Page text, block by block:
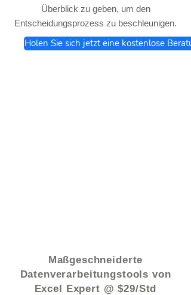
Überblick zu geben, um den
Entscheidungsprozess zu beschleunigen.
Holen Sie sich jetzt eine kostenlose
Maßgeschneiderte
Datenverarbeitungstools von
Excel Expert @ $29/Std